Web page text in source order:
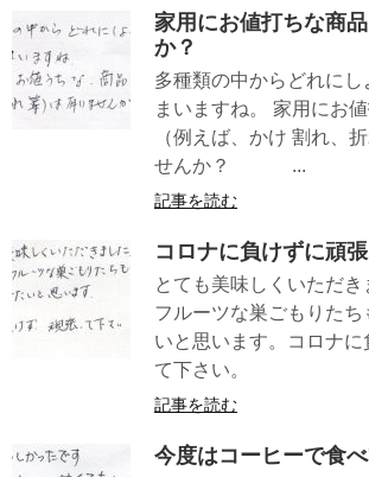
家用にお値打ちな商
か？
多種類の中からどれにし
まいますね。 家用にお
（例えば、かけ 割れ、
せんか？ ...
記事を読む
コロナに負けずに頑
とても美味しくいただ
フルーツな巣ごもりたち
いと思います。コロナに
て下さい
記事を読む
今度はコーヒーで食